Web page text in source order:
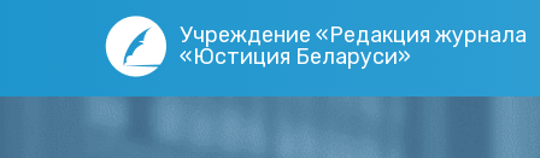
Учреждение «Редакция журнала
«Юстиция Беларуси»